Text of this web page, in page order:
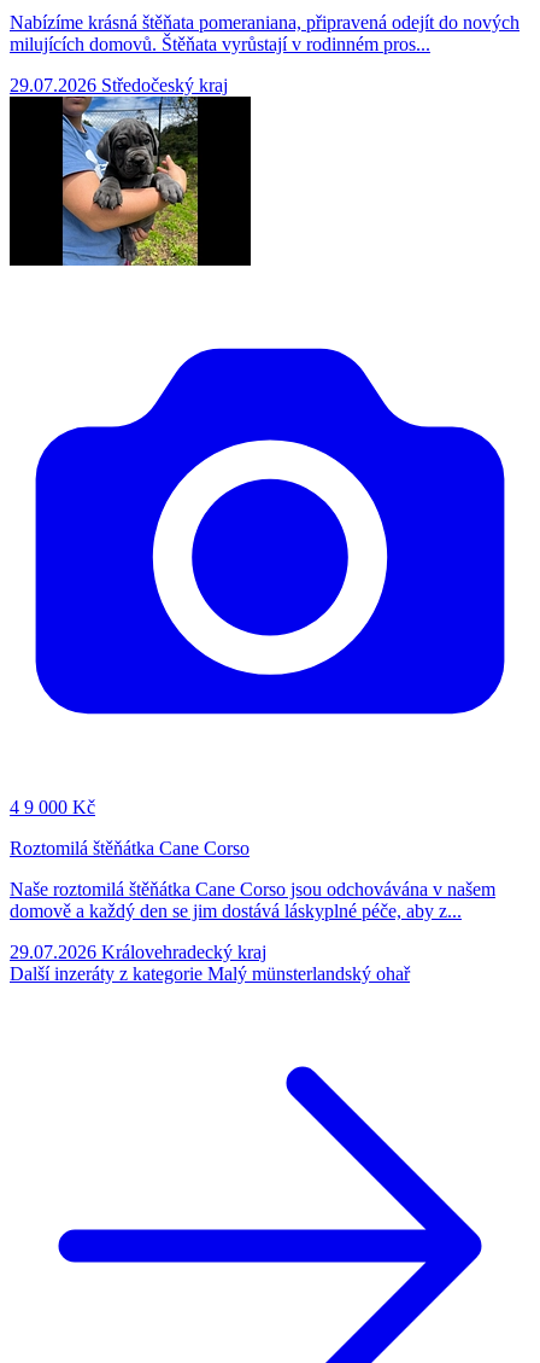
Nabízíme krásná štěňata pomeraniana, připravená odejít do nových
milujících domovů. Štěňata vyrůstají v rodinném pros...
29.07.2026 Středočeský kraj
4 9 000 Kč
Roztomilá štěňátka Cane Corso
Naše roztomilá štěňátka Cane Corso jsou odchovávána v našem
domově a každý den se jim dostává láskyplné péče, aby z...
29.07.2026 Královehradecký kraj
Další inzeráty z kategorie Malý münsterlandský ohař